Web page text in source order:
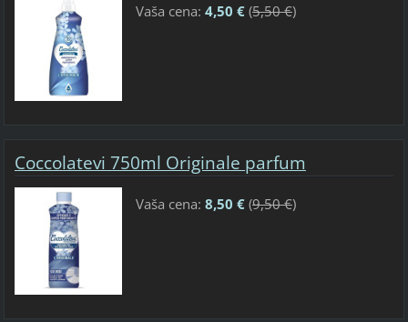
Vaša cena: 4,50 €(5,50 €)
Coccolatevi 750ml Originale parfum
Vaša cena: 8,50 €(9,50 €)